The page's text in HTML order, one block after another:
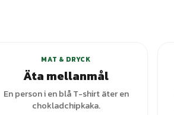
MAT & DRYCK
Äta mellanmål
En person i en blå T-shirt äter en
chokladchipkaka.